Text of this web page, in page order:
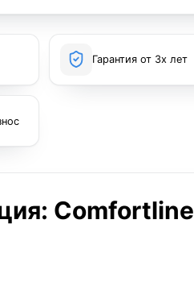
Гарантия от 3х лет
Comfortline